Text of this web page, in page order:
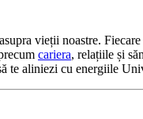
vieții noastre.
cariera, relațiile și
te aliniezi cu energiile